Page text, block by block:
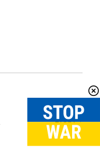
Вгору